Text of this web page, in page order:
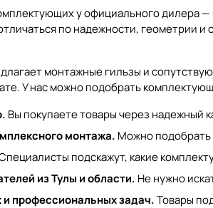
у официального дилера —
по надежности, геометрии
монтажные гильзы и
У нас можно подобрать
Вы покупаете товары через надежный
монтажа. Можно подобрать
подскажут, какие
из Тулы и области. Не нужно
профессиональных задач.Товары